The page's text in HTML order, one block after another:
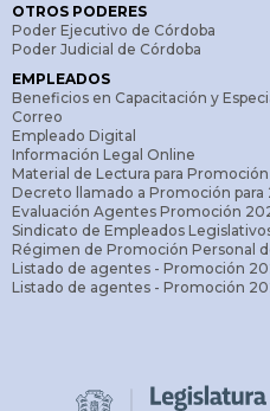
OTROS PODERES
Poder Ejecutivo de Córdoba
Poder Judicial de Córdoba
EMPLEADOS
Beneficios en Capacitación y
Correo
Empleado Digital
Información Legal Online
Material de Lectura para
Decreto llamado a Promoción para
Evaluación Agentes Promoción
Sindicato de Empleados
Régimen de Promoción Personal
Listado de agentes - Promoción
Listado de agentes - Promoción